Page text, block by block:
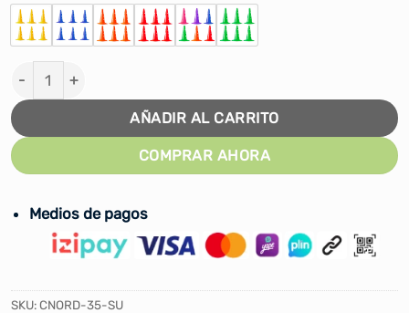
Pack X 6 Conos de 35cm c/orificios – Delgado cantidad
AÑADIR AL CARRITO
COMPRAR AHORA
Medios de pagos
SKU:CNORD-35-SU